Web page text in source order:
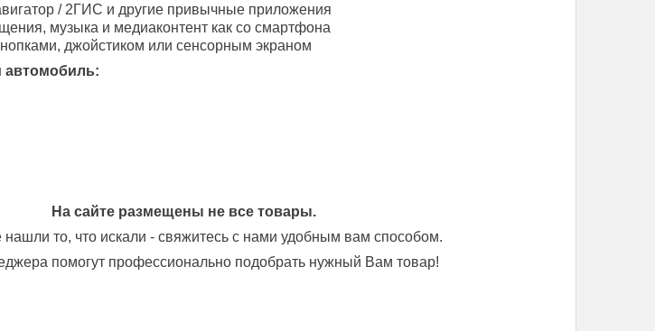
/ 2ГИС и другие привычные приложения
музыка и медиаконтент как со смартфона
джойстиком или сенсорным экраном
автомобиль:
На сайте размещены не все товары.
то, что искали - свяжитесь с нами удобным вам способом.
помогут профессионально подобрать нужный Вам товар!